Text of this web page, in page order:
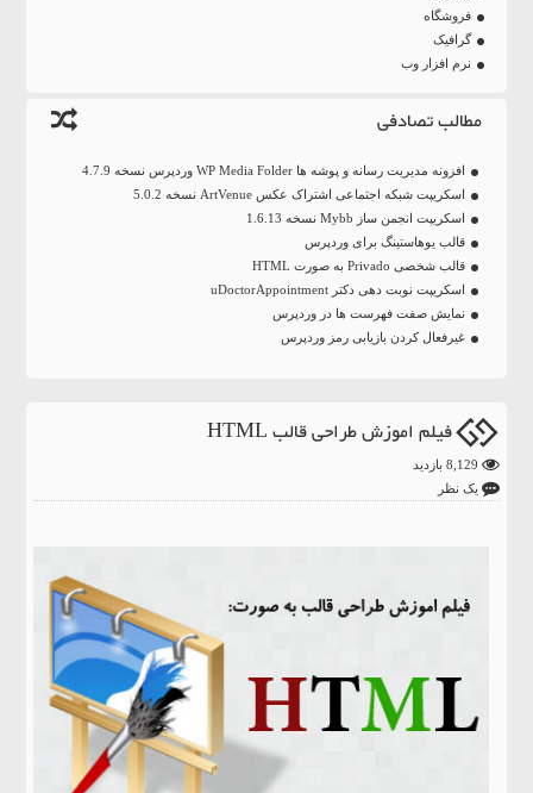
فروشگاه
گرافیک
نرم افزار وب
مطالب تصادفی
افزونه مدیریت رسانه و پوشه ها WP Media Folder وردپرس نسخه 4.7.9
اسکریپت شبکه اجتماعی اشتراک عکس ArtVenue نسخه 5.0.2
اسکریپت انجمن ساز Mybb نسخه 1.6.13
قالب یوهاستینگ برای وردپرس
قالب شخصی Privado به صورت HTML
اسکریپت نوبت دهی دکتر uDoctorAppointment
نمایش صفت فهرست ها در وردپرس
غیرفعال کردن بازیابی رمز وردپرس
فیلم اموزش طراحی قالب HTML
یک نظر